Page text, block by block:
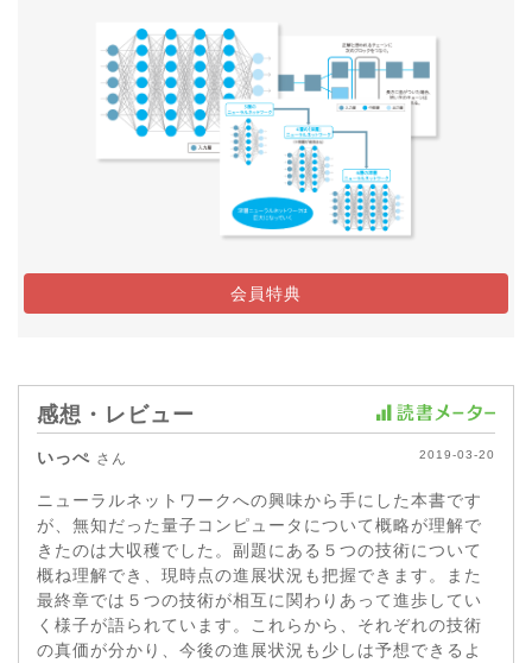
会員特典
感想・レビュー
いっぺ さん 2019-03-20
ニューラルネットワークへの興味から手にした本書です
が、無知だった量子コンピュータについて概略が理解で
きたのは大収穫でした。副題にある５つの技術について
概ね理解でき、現時点の進展状況も把握できます。また
最終章では５つの技術が相互に関わりあって進歩してい
く様子が語られています。これらから、それぞれの技術
の真価が分かり、今後の進展状況も少しは予想できるよ